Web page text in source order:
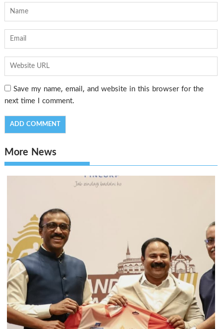
Save my name, email, and website in this browser for the
next time I comment.
More News